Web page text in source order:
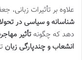
علاوه بر تأثیرات زبانی،
شناسانه و سیاسی در
دهد که چگونه تأثیر
انشعاب و چندپارگی زبان